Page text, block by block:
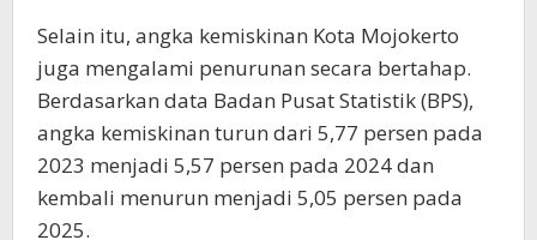
Selain itu, angka kemiskinan Kota Mojokerto
juga mengalami penurunan secara bertahap.
Berdasarkan data Badan Pusat Statistik (BPS),
angka kemiskinan turun dari 5,77 persen pada
2023 menjadi 5,57 persen pada 2024 dan
kembali menurun menjadi 5,05 persen pada
2025.